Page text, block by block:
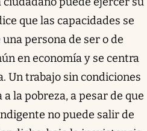
que las capacidades se
persona de ser o de
en economía y se centra
Un trabajo sin condiciones
la pobreza, a pesar de que
no puede salir de